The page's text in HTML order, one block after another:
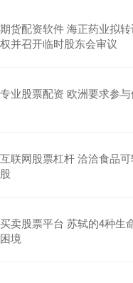
期货配资软件 海正药业拟
权并召开临时股东会审议
专业股票配资 欧洲要求参
互联网股票杠杆 洽洽食品
股
买卖股票平台 苏轼的4种生
困境